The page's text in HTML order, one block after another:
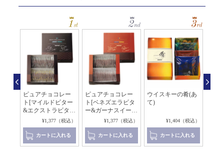
ピュアチョコレー
ト[マイルドビター
&エクストラビタ
¥1,377（税込）
カートに入れる
ピュアチョコレー
ト[ベネズエラビタ
ー&ガーナスイー
¥1,377（税込）
カートに入れる
ウイスキーの肴(あ
て)
¥1,404（税込）
カートに入れる